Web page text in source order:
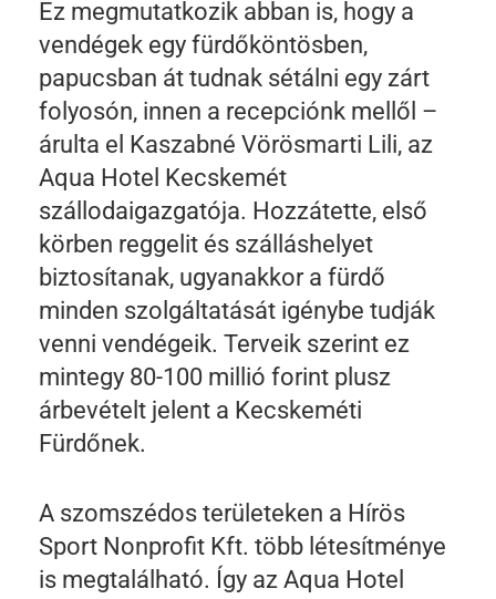
Ez megmutatkozik abban is, hogy a
vendégek egy fürdőköntösben,
papucsban át tudnak sétálni egy zárt
folyosón, innen a recepciónk mellől –
árulta el Kaszabné Vörösmarti Lili, az
Aqua Hotel Kecskemét
szállodaigazgatója. Hozzátette, első
körben reggelit és szálláshelyet
biztosítanak, ugyanakkor a fürdő
minden szolgáltatását igénybe tudják
venni vendégeik. Terveik szerint ez
mintegy 80-100 millió forint plusz
árbevételt jelent a Kecskeméti
Fürdőnek.
A szomszédos területeken a Hírös
Sport Nonprofit Kft. több létesítménye
is megtalálható. Így az Aqua Hotel